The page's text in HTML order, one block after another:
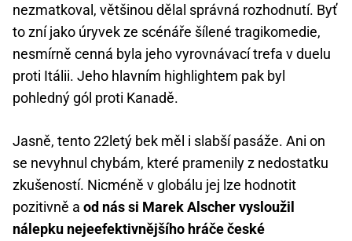
nezmatkoval, většinou dělal správná rozhodnutí. Byť
to zní jako úryvek ze scénáře šílené tragikomedie,
nesmírně cenná byla jeho vyrovnávací trefa v duelu
proti Itálii. Jeho hlavním highlightem pak byl
pohledný gól proti Kanadě.
Jasně, tento 22letý bek měl i slabší pasáže. Ani on
se nevyhnul chybám, které pramenily z nedostatku
zkušeností. Nicméně v globálu jej lze hodnotit
pozitivně a od nás si Marek Alscher vysloužil
nálepku nejeefektivnějšího hráče české